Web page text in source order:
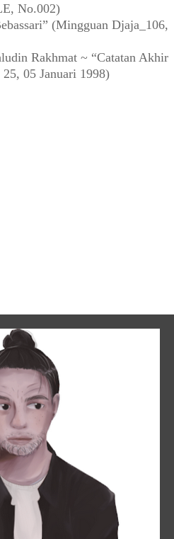
No.002)
(Mingguan Djaja_106,
Rakhmat ~ “Catatan Akhir
05 Januari 1998)